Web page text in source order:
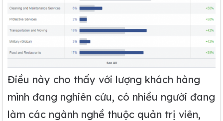
Điều này cho thấy với lượng khách hàng
mình đang nghiên cứu, có nhiều người đang
làm các ngành nghề thuộc quản trị viên,